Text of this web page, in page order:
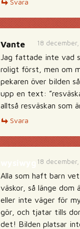
Svara
18
Vante
Jag fattade inte vad
roligt först, men om
pekaren över bilden
upp en text:
alltså resväskan som
Svara
18
Alla som haft barn
väskor, så länge dom
eller inte väger för
gör, och tjatar tills
det! Bilden platsar